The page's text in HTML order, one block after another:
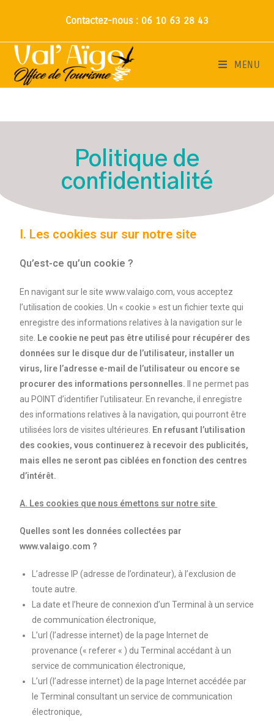
Contactez-nous : 06 10 63 28 43
MENU
Politique de
confidentialité
I. Les cookies sur sur notre site
Qu’est-ce qu’un cookie ?
En navigant sur le site www.valaigo.com, vous acceptez
l’utilisation de cookies. Un « cookie » est un fichier texte qui
enregistre des informations relatives à la navigation sur le
site. Le cookie ne peut pas être utilisé pour récupérer des
données sur le disque dur de l’utilisateur, installer un
virus, lire l’adresse e-mail de l’utilisateur ou encore se
procurer des informations personnelles. Il ne permet pas
au POINT d’identifier l’utilisateur. En revanche, il enregistre
des informations relatives à la navigation, qui pourront être
utilisées lors de visites ultérieures. En refusant l’utilisation
des cookies, vous continuerez à recevoir des publicités,
mais elles ne seront pas ciblées en fonction des centres
d’intérêt.
A. Les cookies que nous émettons sur notre site
Quelles sont les données collectées par
www.valaigo.com ?
L’adresse IP (adresse de l’ordinateur), à l’exclusion de
toute autre.
La date et l’heure de connexion d’un Terminal à un service
de communication électronique,
L’url (l’adresse internet) de la page Internet de
provenance (« referer « ) du Terminal accédant à un
service de communication électronique,
L’url (l’adresse internet) de la page Internet accédée par
le Terminal consultant un service de communication
électronique,